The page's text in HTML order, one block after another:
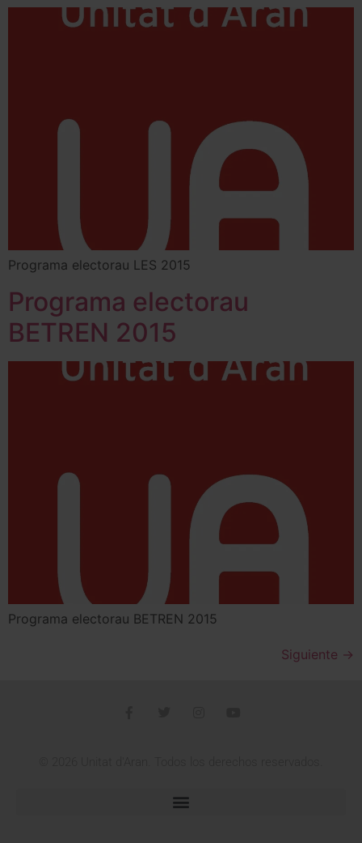
Programa electorau LES 2015
Programa electorau
BETREN 2015
Programa electorau BETREN 2015
Siguiente →